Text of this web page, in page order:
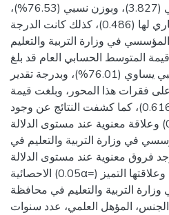
كبيرة بمتوسط حسابي كلي (3.827)، وبوزن نسبي (76.53%)،
وبلغت قيمة الانحراف المعياري لها (0.486)، كذلك كانت الدرجة
في وزارة التربية والتعليم
المتوسط الحسابي العام قد بلغ
حوالي (3.801)، وبوزن نسبي يساوي (76.01%)، وبدرجة تقدير
فقرات هذا المحور، وبلغت قيمة
الانحراف المعياري حوالي (0.616)، كما كشفت النتائج عن وجود
وعلاقة معنوية عند مستوى الدلالة (0.05α=) بين واقع القيادة
في وزارة التربية والتعليم في
فروق معنوية عند مستوى الدلالة
الاحصائية (0.05α=) في واقع القيادة الإبداعية وعلاقتها التميز
التربية والتعليم في محافظة
المؤهل العلمي، عدد سنوات